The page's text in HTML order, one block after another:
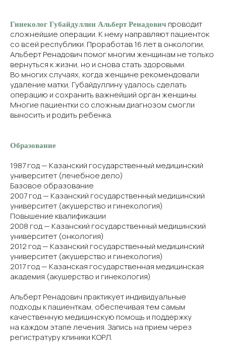
Гинеколог Губайдуллин Альберт Ренадович проводит
сложнейшие операции. К нему направляют пациенток
со всей республики. Проработав 16 лет в онкологии,
Альберт Ренадович помог многим женщинам не только
вернуться к жизни, но и снова стать здоровыми.
Во многих случаях, когда женщине рекомендовали
удаление матки, Губайдуллину удалось сделать
операцию и сохранить важнейший орган женщины.
Многие пациентки со сложным диагнозом смогли
выносить и родить ребенка.
Образование
1987 год — Казанский государственный медицинский
университет (лечебное дело)
Базовое образование
2007 год — Казанский государственный медицинский
университет (акушерство и гинекология)
Повышение квалификации
2008 год — Казанский государственный медицинский
университет (онкология)
2012 год — Казанский государственный медицинский
университет (акушерство и гинекология)
2017 год — Казанская государственная медицинская
академия (акушерство и гинекология)
Альберт Ренадович практикует индивидуальные
подходы к пациенткам, обеспечивая тем самым
качественную медицинскую помощь и поддержку
на каждом этапе лечения. Запись на прием через
регистратуру клиники КОРЛ.